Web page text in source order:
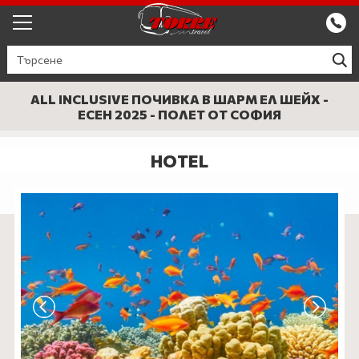
ЕКСКУРЗИИ ОТ ПЛОВДИВ
КРУИЗИ
ЕВРОПА
ГЪРЦИЯ
ТУРЦИЯ
СЕПТЕМВРИЙСКИ ПРАЗНИЦИ
ПОЧИВКИ В ТУРЦИЯ 2026
ALL INCLUSIVE ПОЧИВКА В ШАРМ ЕЛ ШЕЙХ -
ЕСЕН 2025 - ПОЛЕТ ОТ СОФИЯ
HOTEL